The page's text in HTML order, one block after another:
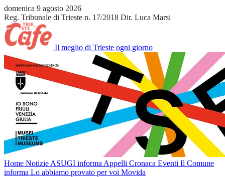
domenica 9 agosto 2026
Reg. Tribunale di Trieste n. 17/2018 Dir. Luca Marsi
Il meglio di Trieste ogni giorno
Home Notizie ASUGI informa Appelli Cronaca Eventi Il Comune
informa Lo abbiamo provato per voi Movida